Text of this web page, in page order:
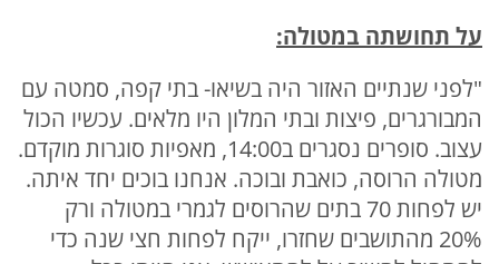
על תחושתה במטולה:
"לפני שנתיים האזור היה בשיאו- בתי קפה, סמטה עם
המבורגרים, פיצות ובתי המלון היו מלאים. עכשיו הכול
עצוב. סופרים נסגרים ב14:00, מאפיות סוגרות מוקדם.
מטולה הרוסה, כואבת ובוכה. אנחנו בוכים יחד איתה.
יש לפחות 70 בתים שהרוסים לגמרי במטולה ורק
20% מהתושבים שחזרו, ייקח לפחות חצי שנה כדי